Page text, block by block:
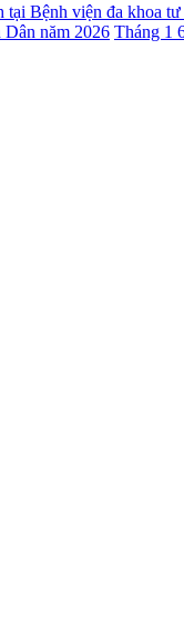
Bệnh viện đa khoa
Dân năm 2026 Tháng 1